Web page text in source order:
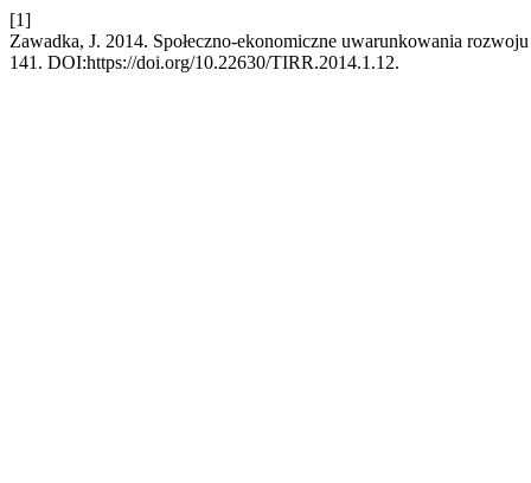
[1]
Zawadka, J. 2014. Społeczno-ekonomiczne uwarunkowania
141. DOI:https://doi.org/10.22630/TIRR.2014.1.12.